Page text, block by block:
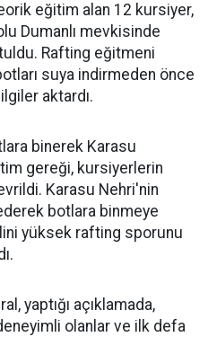
eğitim alan 12 kursiyer,
Dumanlı mevkisinde
Rafting eğitmeni
suya indirmeden önce
aktardı.
binerek Karasu
gereği, kursiyerlerin
Karasu Nehri'nin
botlara binmeye
yüksek rafting sporunu
yaptığı açıklamada,
olanlar ve ilk defa